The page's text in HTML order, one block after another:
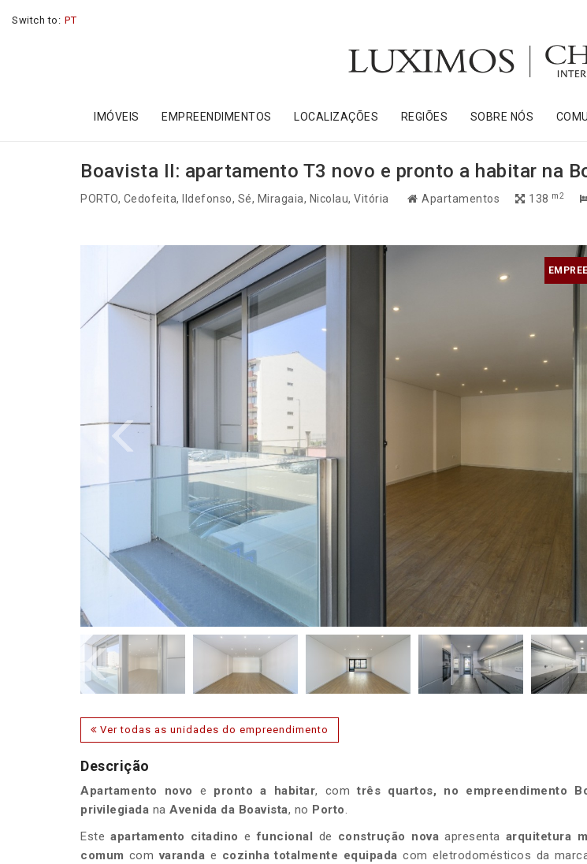
Switch to: PT
IMÓVEIS EMPREENDIMENTOS LOCALIZAÇÕES REGIÕES SOBRE NÓS
Boavista II: apartamento T3 novo e pronto a habitar na
PORTO, Cedofeita, Ildefonso, Sé, Miragaia, Nicolau, Vitória Apartamentos 138 m2
Ver todas as unidades do empreendimento
Descrição
Apartamento novo e pronto a habitar, com três quartos, no empreendimento
privilegiada na Avenida da Boavista, no Porto.
Esteapartamento citadino e funcional de construção novaapresenta arquitetura
comum comvaranda e cozinha totalmente equipada com eletrodomésticos da